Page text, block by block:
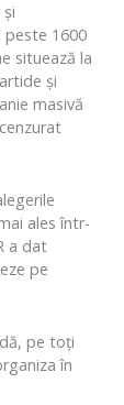
peste 1600
situează la
și
masivă
ales într-
a dat
pe
pe toți
în